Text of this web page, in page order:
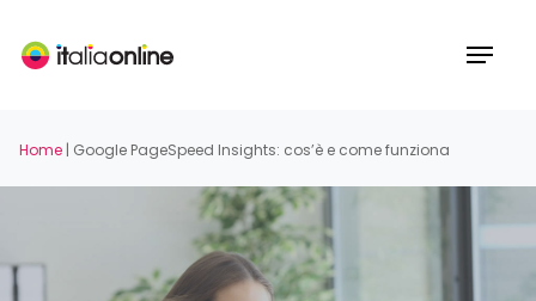
main
Menu
Home | Google PageSpeed Insights: cos’è e come funziona